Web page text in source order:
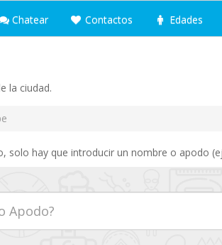
Chatear Contactos Edades
la ciudad.
solo hay que introducir un nombre o apodo